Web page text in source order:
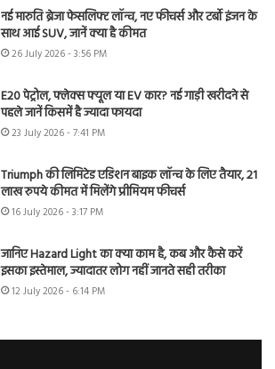
नई मारुति ब्रेजा फेसलिफ्ट लॉन्च, नए फीचर्स और टर्बो इंजन के
साथ आई SUV, जानें क्या है कीमत
26 July 2026 - 3:56 PM
E20 पेट्रोल, फ्लेक्स फ्यूल या EV कार? नई गाड़ी खरीदने से
पहले जानें किसमें है ज्यादा फायदा
23 July 2026 - 7:41 PM
Triumph की लिमिटेड एडिशन बाइक लॉन्च के लिए तैयार, 21
लाख रुपये कीमत में मिलेंगे प्रीमियम फीचर्स
16 July 2026 - 3:17 PM
जानिए Hazard Light का क्या काम है, कब और कैसे करें
इसका इस्तेमाल, ज्यादातर लोग नहीं जानते सही तरीका
12 July 2026 - 6:14 PM